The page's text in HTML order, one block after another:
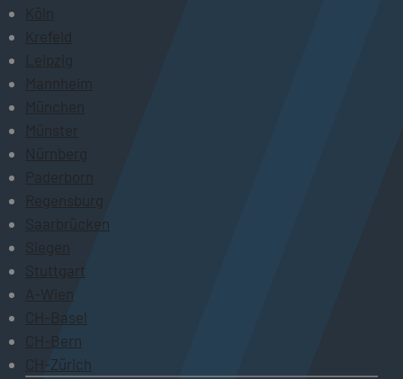
Köln
Krefeld
Leipzig
Mannheim
München
Münster
Nürnberg
Paderborn
Regensburg
Saarbrücken
Siegen
Stuttgart
A-Wien
CH-Basel
CH-Bern
CH-Zürich